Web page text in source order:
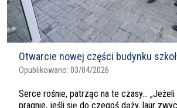
Otwarcie nowej części budynku
Opublikowano: 03/04/2026
Serce rośnie, patrząc na te czasy…
pragnie, jeśli się do czegoś dąży, laur